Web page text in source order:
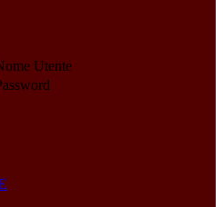
Utente